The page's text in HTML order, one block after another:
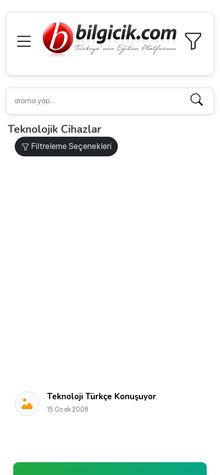
Teknolojik Cihazlar
Filtreleme Seçenekleri
Teknoloji Türkçe Konuşuyor
15 Ocak 2008